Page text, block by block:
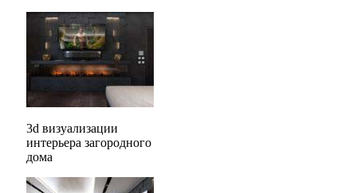
3d визуализации
интерьера загородного
дома